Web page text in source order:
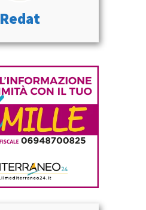
Redat